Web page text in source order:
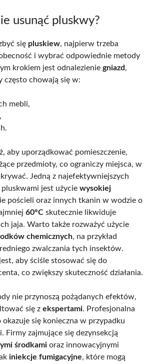
usunąć pluskwy?
się pluskiew, najpierw trzeba
i wybrać odpowiednie metody
krokiem jest odnalezienie gniazd,
często chowają się w:
mebli,
aby uporządkować pomieszczenie,
przedmioty, co ograniczy miejsca, w
Jedną z najefektywniejszych
jest użycie wysokiej
pościeli oraz innych tkanin w wodzie o
60°C skutecznie likwiduje
jaja. Warto także rozważyć użycie
chemicznych, na przykład
zwalczania tych insektów.
aby ściśle stosować się do
co zwiększy skuteczność działania.
nie przynoszą pożądanych efektów,
się z ekspertami. Profesjonalna
okazuje się konieczna w przypadku
Firmy zajmujące się dezynsekcją
środkami oraz innowacyjnymi
iniekcje fumigacyjne, które mogą